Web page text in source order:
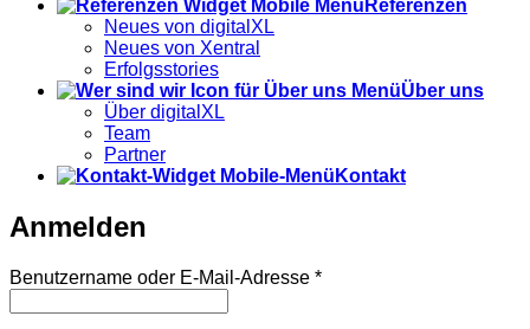
Referenzen
Neues von digitalXL
Neues von Xentral
Erfolgsstories
Über uns
Über digitalXL
Team
Partner
Kontakt
Anmelden
Benutzername oder E-Mail-Adresse *Erforderlich